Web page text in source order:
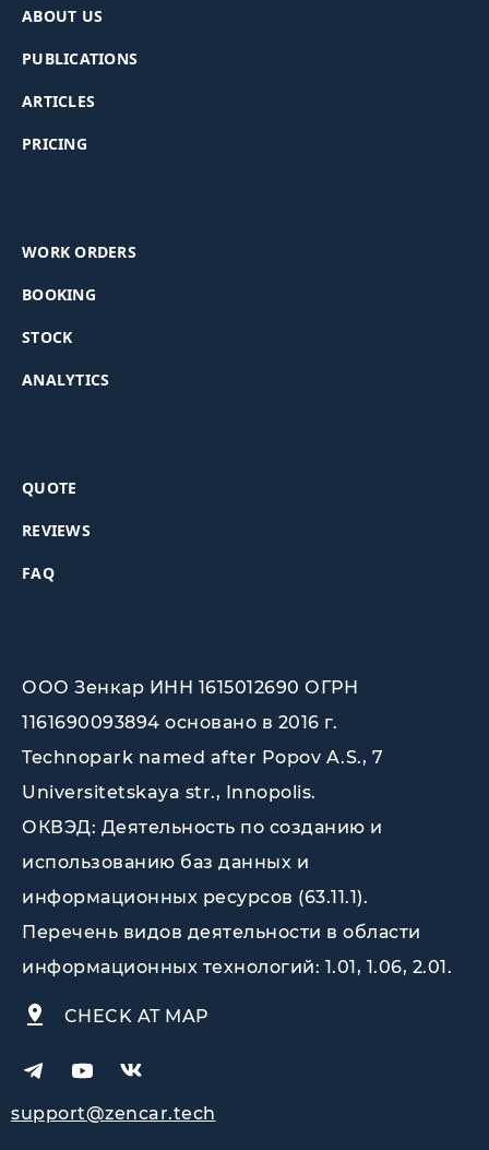
ABOUT US
PUBLICATIONS
ARTICLES
PRICING
WORK ORDERS
BOOKING
STOCK
ANALYTICS
QUOTE
REVIEWS
FAQ
ООО Зенкар ИНН 1615012690 ОГРН
1161690093894 основано в 2016 г.
Technopark named after Popov A.S., 7
Universitetskaya str., Innopolis.
ОКВЭД: Деятельность по созданию и
использованию баз данных и
информационных ресурсов (63.11.1).
Перечень видов деятельности в области
информационных технологий: 1.01, 1.06, 2.01.
CHECK AT MAP
support@zencar.tech